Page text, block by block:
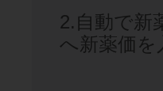
2.自動で新
へ新薬価を